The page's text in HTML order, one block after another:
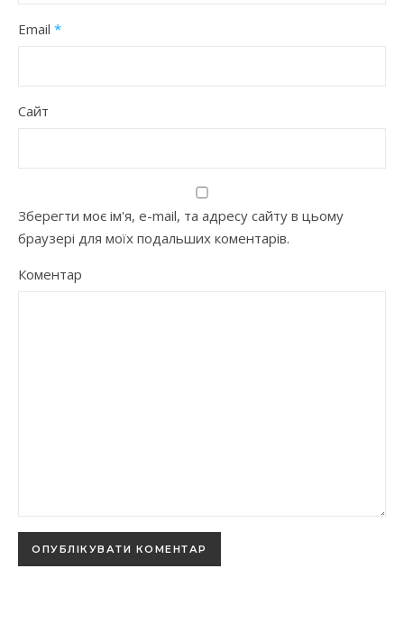
Email *
Сайт
Зберегти моє ім'я, e-mail, та адресу сайту в цьому
браузері для моїх подальших коментарів.
Коментар